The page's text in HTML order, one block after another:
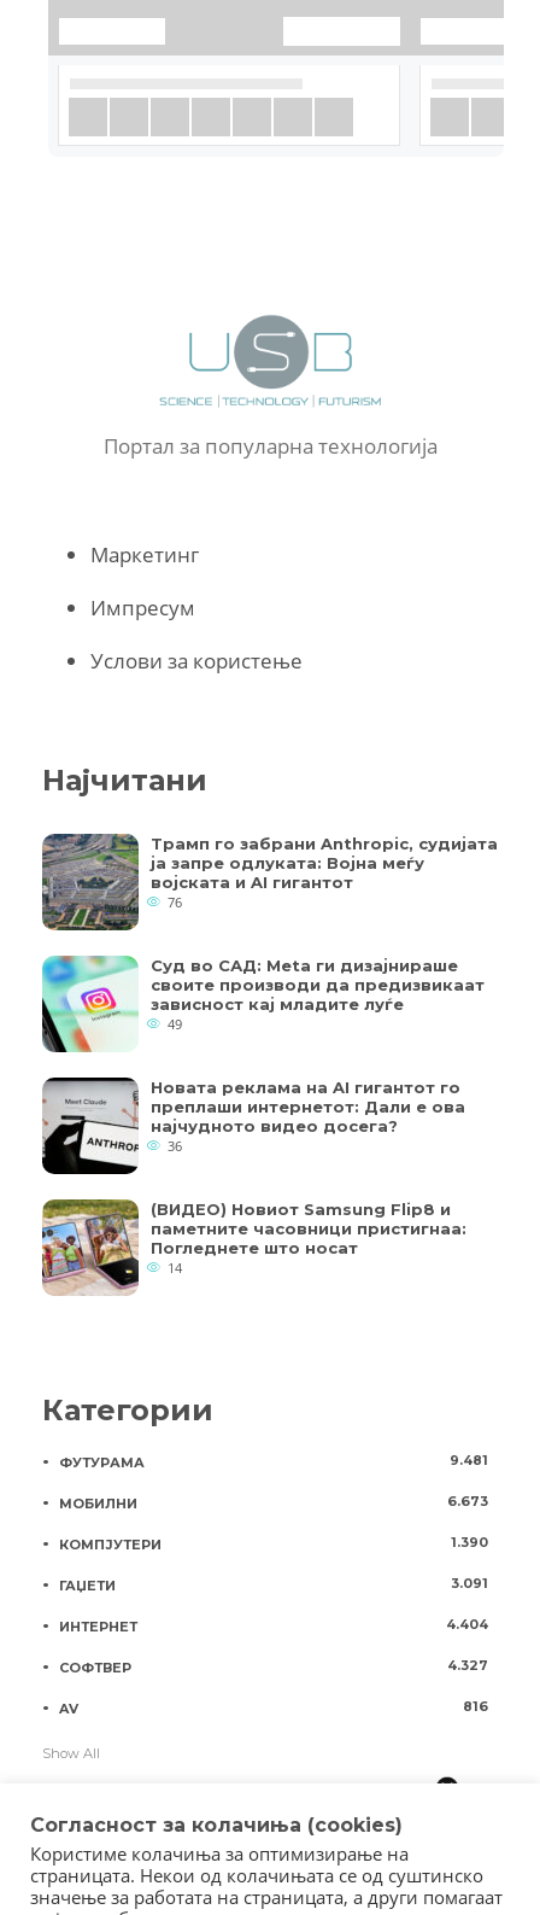
Портал за популарна технологија
Маркетинг
Импресум
Услови за користење
Најчитани
Трамп го забрани Anthropic, судијата
ја запре одлуката: Војна меѓу
војската и AI гигантот
76
Суд во САД: Meta ги дизајнираше
своите производи да предизвикаат
зависност кај младите луѓе
49
Новата реклама на AI гигантот го
преплаши интернетот: Дали е ова
најчудното видео досега?
36
(ВИДЕО) Новиот Samsung Flip8 и
паметните часовници пристигнаа:
Погледнете што носат
14
Категории
ФУТУРАМА 9.481
МОБИЛНИ 6.673
КОМПЈУТЕРИ 1.390
ГАЏЕТИ 3.091
ИНТЕРНЕТ 4.404
СОФТВЕР 4.327
AV 816
Show All
Согласност за колачиња (cookies)
Користиме колачиња за оптимизирање на
страницата. Некои од колачињата се од суштинско
значење за работата на страницата, а други помагаат